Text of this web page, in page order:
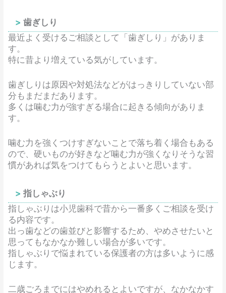
歯ぎしり
最近よく受けるご相談として「歯ぎしり」がありま
す。
特に昔より増えている気がしています。
歯ぎしりは原因や対処法などがはっきりしていない部
分もまだまだあります。
多くは噛む力が強すぎる場合に起きる傾向がありま
す。
噛む力を強くつけすぎないことで落ち着く場合もある
ので、硬いものが好きなど噛む力が強くなりそうな習
慣があれば気をつけてもらうとよいと思います。
指しゃぶり
指しゃぶりは小児歯科で昔から一番多くご相談を受け
る内容です。
出っ歯などの歯並びと影響するため、やめさせたいと
思ってもなかなか難しい場合が多いです。
指しゃぶりで悩まれている保護者の方は多いように感
じます。
二歳ごろまでにはやめれるとよいですが、なかなかす